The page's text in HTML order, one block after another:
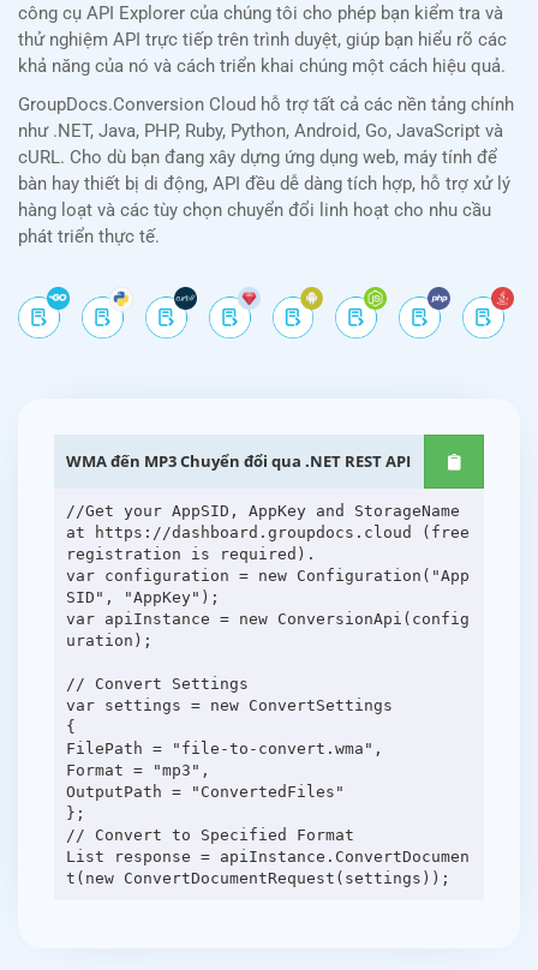
công cụ API Explorer của chúng tôi cho phép bạn kiểm tra và
thử nghiệm API trực tiếp trên trình duyệt, giúp bạn hiểu rõ các
khả năng của nó và cách triển khai chúng một cách hiệu quả.
GroupDocs.Conversion Cloud hỗ trợ tất cả các nền tảng chính
như .NET, Java, PHP, Ruby, Python, Android, Go, JavaScript và
cURL. Cho dù bạn đang xây dựng ứng dụng web, máy tính để
bàn hay thiết bị di động, API đều dễ dàng tích hợp, hỗ trợ xử lý
hàng loạt và các tùy chọn chuyển đổi linh hoạt cho nhu cầu
phát triển thực tế.
WMA đến MP3 Chuyển đổi qua .NET REST API
//Get your AppSID, AppKey and StorageName
at https://dashboard.groupdocs.cloud (free
registration is required).
var configuration = new Configuration("App
SID", "AppKey");
var apiInstance = new ConversionApi(config
uration);
// Convert Settings
var settings = new ConvertSettings
{
FilePath = "file-to-convert.wma",
Format = "mp3",
OutputPath = "ConvertedFiles"
};
// Convert to Specified Format
List response = apiInstance.ConvertDocumen